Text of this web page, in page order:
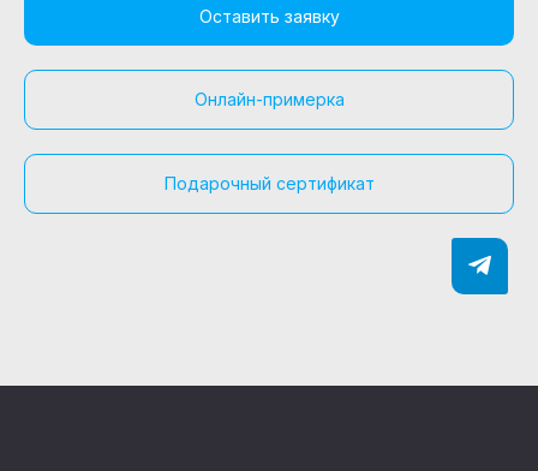
Оставить заявку
Онлайн-примерка
Подарочный сертификат